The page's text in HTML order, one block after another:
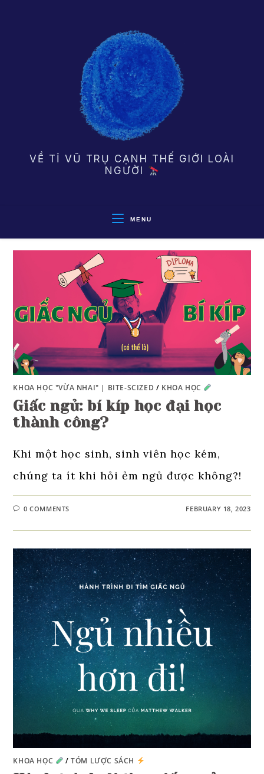
VỀ TỈ VŨ TRỤ CẠNH THẾ GIỚI LOÀI
NGƯỜI
MENU
KHOA HỌC "VỪA NHAI" | BITE-SCIZED / KHOA HỌC
Giấc ngủ: bí kíp học đại học
thành công?
Khi một học sinh, sinh viên học kém,
chúng ta ít khi hỏi ẻm ngủ được không?!
0 COMMENTS FEBRUARY 18, 2023
KHOA HỌC /TÓM LƯỢC SÁCH